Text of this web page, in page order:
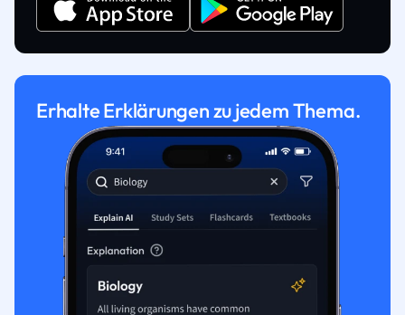
Erhalte Erklärungen zu jedem Thema.